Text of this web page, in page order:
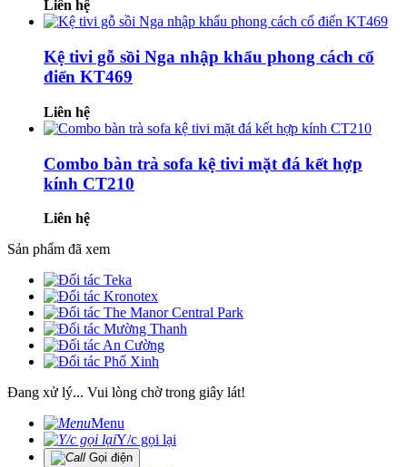
Liên hệ
Kệ tivi gỗ sồi Nga nhập khẩu phong cách cổ
điển KT469
Liên hệ
Combo bàn trà sofa kệ tivi mặt đá kết hợp
kính CT210
Liên hệ
Sản phẩm đã xem
Đang xử lý... Vui lòng chờ trong giây lát!
Menu
Y/c gọi lại
Gọi điện